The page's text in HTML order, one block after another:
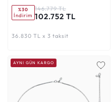
%30
İndirim
146.779 TL
102.752 TL
36.830 TL x 3 taksit
AYNI GÜN KARGO